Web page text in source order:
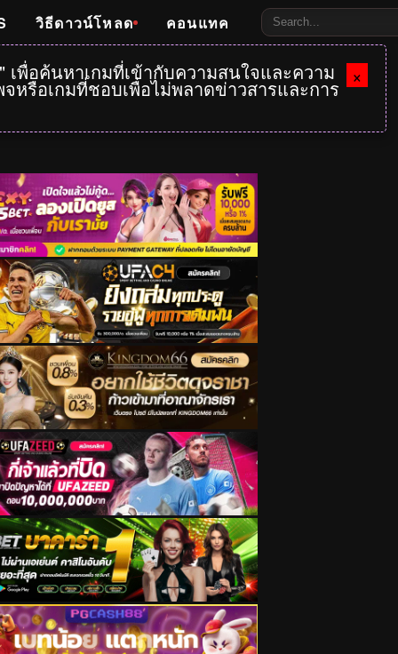
วิธีดาวน์โหลด คอนแทค
×
พื่อค้นหาเกมที่เข้ากับความสนใจและความ
รือเกมที่ชอบเพื่อไม่พลาดข่าวสารและการ